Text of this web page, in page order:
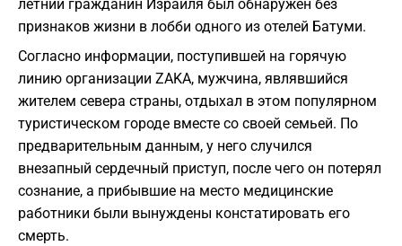
летний гражданин Израиля был обнаружен без
признаков жизни в лобби одного из отелей Батуми.
Согласно информации, поступившей на горячую
линию организации ZAKA, мужчина, являвшийся
жителем севера страны, отдыхал в этом популярном
туристическом городе вместе со своей семьей. По
предварительным данным, у него случился
внезапный сердечный приступ, после чего он потерял
сознание, а прибывшие на место медицинские
работники были вынуждены констатировать его
смерть.